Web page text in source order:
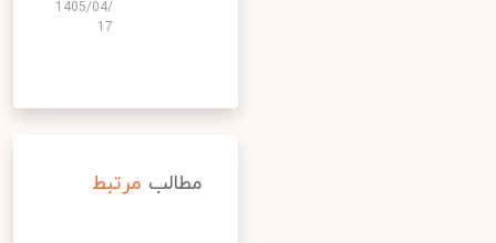
1405/04/
17
مطالب مرتبط